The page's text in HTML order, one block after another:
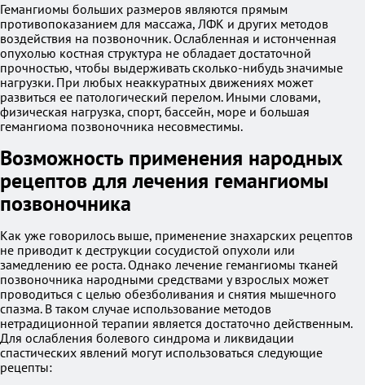
Гемангиомы больших размеров являются прямым
противопоказанием для массажа, ЛФК и других методов
воздействия на позвоночник. Ослабленная и истонченная
опухолью костная структура не обладает достаточной
прочностью, чтобы выдерживать сколько-нибудь значимые
нагрузки. При любых неаккуратных движениях может
развиться ее патологический перелом. Иными словами,
физическая нагрузка, спорт, бассейн, море и большая
гемангиома позвоночника несовместимы.
Возможность применения народных
рецептов для лечения гемангиомы
позвоночника
Как уже говорилось выше, применение знахарских рецептов
не приводит к деструкции сосудистой опухоли или
замедлению ее роста. Однако лечение гемангиомы тканей
позвоночника народными средствами у взрослых может
проводиться с целью обезболивания и снятия мышечного
спазма. В таком случае использование методов
нетрадиционной терапии является достаточно действенным.
Для ослабления болевого синдрома и ликвидации
спастических явлений могут использоваться следующие
рецепты: